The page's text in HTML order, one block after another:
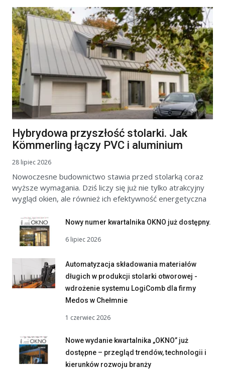
Hybrydowa przyszłość stolarki. Jak
Kömmerling łączy PVC i aluminium
28 lipiec 2026
Nowoczesne budownictwo stawia przed stolarką coraz
wyższe wymagania. Dziś liczy się już nie tylko atrakcyjny
wygląd okien, ale również ich efektywność energetyczna
Nowy numer kwartalnika OKNO już dostępny.
6 lipiec 2026
Automatyzacja składowania materiałów
długich w produkcji stolarki otworowej -
wdrożenie systemu LogiComb dla firmy
Medos w Chełmnie
1 czerwiec 2026
Nowe wydanie kwartalnika „OKNO” już
dostępne – przegląd trendów, technologii i
kierunków rozwoju branży